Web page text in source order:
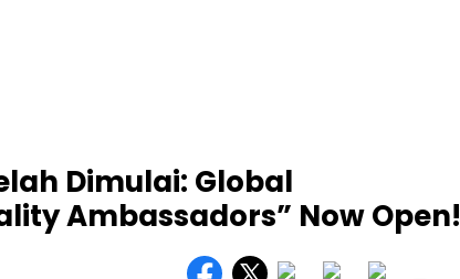
Dimulai: Global
Ambassadors” Now Open!